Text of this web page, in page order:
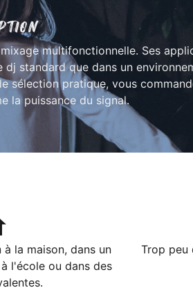
multifonctionnelle. Ses
standard que dans un
sélection pratique, vous
la puissance du signal.
la maison, dans un
l'école ou dans des
Trop peu